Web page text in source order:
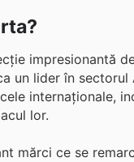
impresionantă
un lider în
internaționale,
lor.
mărci ce se